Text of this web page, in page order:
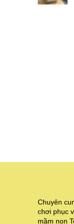
Chuyên
chơi phục
mầm non